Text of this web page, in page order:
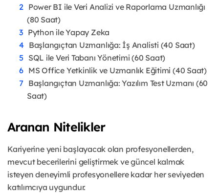
Power BI ile Veri Analizi ve Raporlama Uzmanlığı
(80 Saat)
Python ile Yapay Zeka
Başlangıçtan Uzmanlığa: İş Analisti (40 Saat)
SQL ile Veri Tabanı Yönetimi (60 Saat)
MS Office Yetkinlik ve Uzmanlık Eğitimi (40 Saat)
Başlangıçtan Uzmanlığa: Yazılım Test Uzmanı (60
Saat)
Aranan Nitelikler
Kariyerine yeni başlayacak olan profesyonellerden,
mevcut becerilerini geliştirmek ve güncel kalmak
isteyen deneyimli profesyonellere kadar her seviyeden
katılımcıya uygundur.